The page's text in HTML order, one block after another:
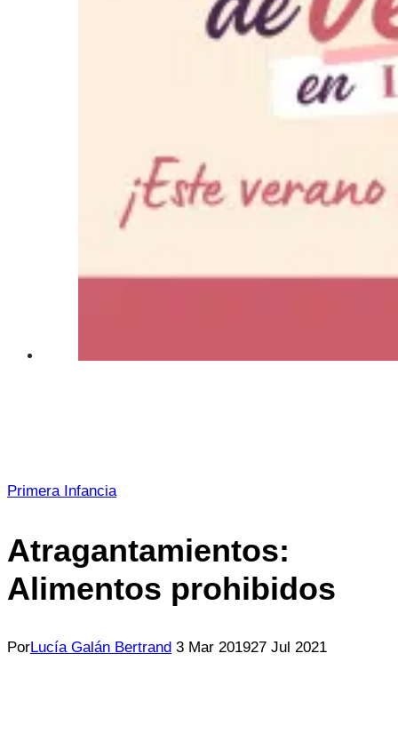
Primera Infancia
Atragantamientos:
Alimentos prohibidos
PorLucía Galán Bertrand 3 Mar 201927 Jul 2021